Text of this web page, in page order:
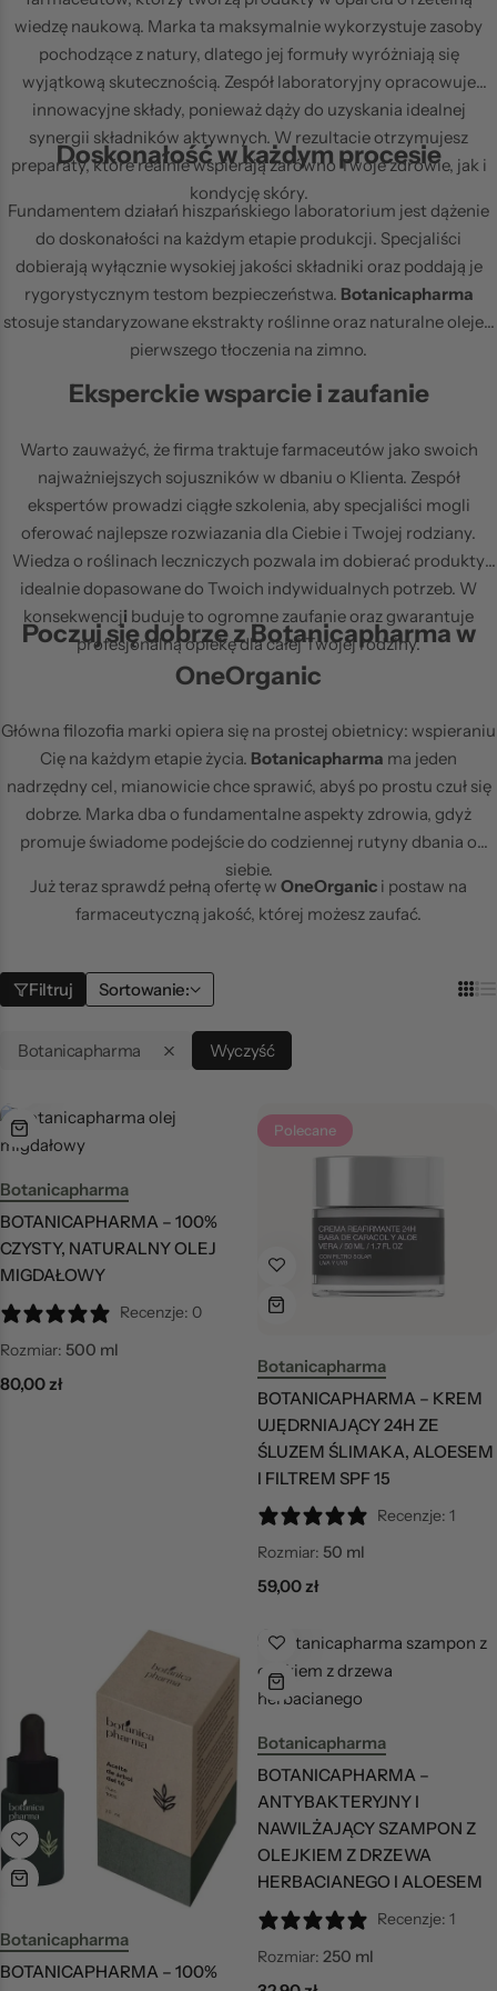
wiedzę naukową. Marka ta maksymalnie wykorzystuje zasoby
pochodzące z natury, dlatego jej formuły wyróżniają się
wyjątkową skutecznością. Zespół laboratoryjny opracowuje
innowacyjne składy, ponieważ dąży do uzyskania idealnej
synergii składników aktywnych. W rezultacie otrzymujesz
preparaty, które realnie wspierają zarówno Twoje zdrowie, jak i
kondycję skóry.
Doskonałość w każdym procesie
Fundamentem działań hiszpańskiego laboratorium jest dążenie
do doskonałości na każdym etapie produkcji. Specjaliści
dobierają wyłącznie wysokiej jakości składniki oraz poddają je
rygorystycznym testom bezpieczeństwa. Botanicapharma
stosuje standaryzowane ekstrakty roślinne oraz naturalne oleje z
pierwszego tłoczenia na zimno.
Eksperckie wsparcie i zaufanie
Warto zauważyć, że firma traktuje farmaceutów jako swoich
najważniejszych sojuszników w dbaniu o Klienta. Zespół
ekspertów prowadzi ciągłe szkolenia, aby specjaliści mogli
oferować najlepsze rozwiazania dla Ciebie i Twojej rodziany.
Wiedza o roślinach leczniczych pozwala im dobierać produkty
idealnie dopasowane do Twoich indywidualnych potrzeb. W
konsekwencji buduje to ogromne zaufanie oraz gwarantuje
profesjonalną opiekę dla całej Twojej rodziny.
Poczuj się dobrze z Botanicapharma w
OneOrganic
Główna filozofia marki opiera się na prostej obietnicy: wspieraniu
Cię na każdym etapie życia. Botanicapharma ma jeden
nadrzędny cel, mianowicie chce sprawić, abyś po prostu czuł się
dobrze. Marka dba o fundamentalne aspekty zdrowia, gdyż
promuje świadome podejście do codziennej rutyny dbania o
siebie.
Już teraz sprawdź pełną ofertę w OneOrganic i postaw na
farmaceutyczną jakość, której możesz zaufać.
Filtruj Sortowanie:
Botanicapharma Wyczyść
Botanicapharma
BOTANICAPHARMA – 100%
CZYSTY, NATURALNY OLEJ
MIGDAŁOWY
Recenzje: 0
Rozmiar: 500 ml
80,00 zł
Polecane
Botanicapharma
BOTANICAPHARMA – KREM
UJĘDRNIAJĄCY 24H ZE
ŚLUZEM ŚLIMAKA, ALOESEM
I FILTREM SPF 15
Recenzje: 1
Rozmiar: 50 ml
59,00zł
Botanicapharma
BOTANICAPHARMA – 100%
Botanicapharma
BOTANICAPHARMA –
ANTYBAKTERYJNY I
NAWILŻAJĄCY SZAMPON Z
OLEJKIEM Z DRZEWA
HERBACIANEGO I ALOESEM
Recenzje: 1
Rozmiar: 250 ml
PIANKI I ŻELE DO MYCIA TWARZY
SERUM I AMPUŁKI
PRODUKTY HANSKIN DO -35%
NAJLEPSZE Z NATURY –
BOTANICAPHARMA
PRODUKTY RATED GREEN
PRODUKTY SIMPLYO